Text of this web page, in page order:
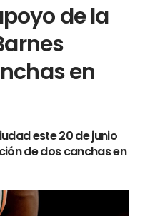
de la
en
este 20 de junio
de dos canchas en